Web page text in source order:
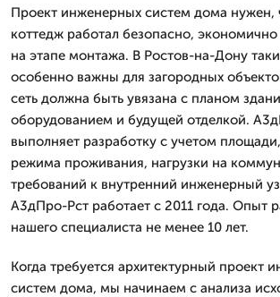
Проект инженерных систем дома нужен,
коттедж работал безопасно,
на этапе монтажа. В Ростов-на-Дону
особенно важны для загородных
сеть должна быть увязана с планом
оборудованием и будущей отделкой.
выполняет разработку с учетом
режима проживания, нагрузки на
требований к внутренний инженерный
А3дПро-Рст работает с 2011 года. Опыт
нашего специалиста не менее 10 лет.
Когда требуется архитектурный проект
систем дома, мы начинаем с анализа